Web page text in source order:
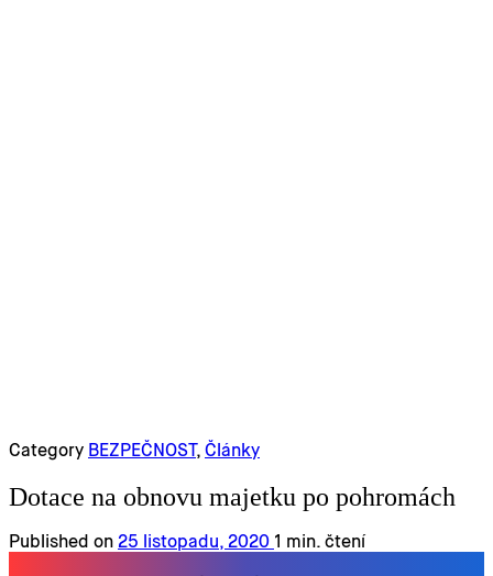
Category BEZPEČNOST , Články
Dotace na obnovu majetku po pohromách
Published on 25 listopadu, 2020 1 min. čtení